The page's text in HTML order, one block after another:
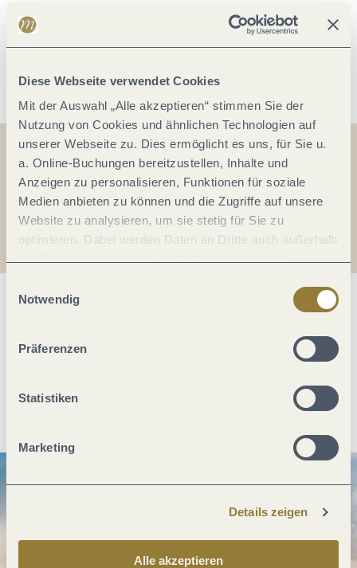
Diese Webseite verwendet Cookies
Mit der Auswahl „Alle akzeptieren“ stimmen Sie der
Nutzung von Cookies und ähnlichen Technologien auf
unserer Webseite zu. Dies ermöglicht es uns, für Sie u.
a. Online-Buchungen bereitzustellen, Inhalte und
Anzeigen zu personalisieren, Funktionen für soziale
Medien anbieten zu können und die Zugriffe auf unsere
Website zu analysieren, um sie stetig für Sie zu
optimieren. Dabei werden Daten an Dritte auch außerhalb
jederzeit widerrufen werden. Mit der Auswahl "Alle
ablehnen" kann es zu Beeinträchtigungen in der Nutzung
Notwendig
Präferenzen
Statistiken
Marketing
Details zeigen
Alle akzeptieren
Teilen Teilen
Teilen
Anreise planen PDF erzeugen